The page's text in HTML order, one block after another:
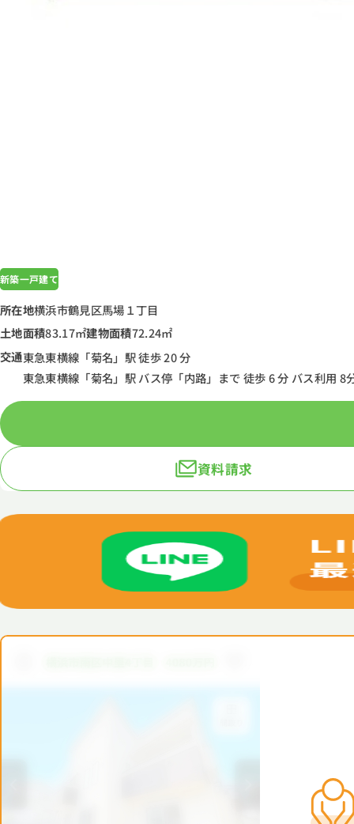
新築一戸建て
所在地横浜市鶴見区馬場１丁目
土地面積83.17㎡建物面積72.24㎡
交通東急東横線「菊名」駅 徒歩 20 分
東急東横線「菊名」駅 バス停「内路」まで 徒歩 6 分 バス利用 8
資料請求